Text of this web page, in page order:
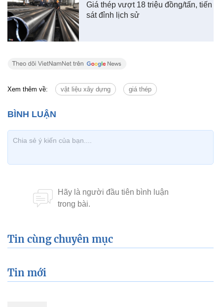
Giá thép vượt 18 triệu đồng/tấn, tiến
sát đỉnh lịch sử
Xem thêm về: vật liệu xây dựng giá thép
Tin cùng chuyên mục
Tin mới